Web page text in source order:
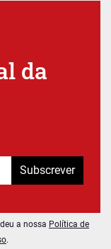
da
Subscrever
a nossa Política de
.